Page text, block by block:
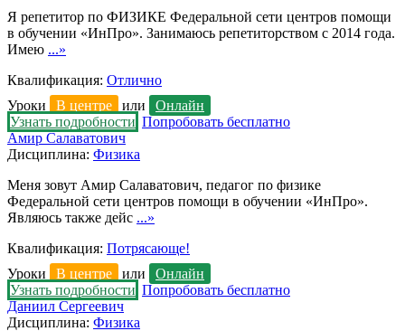
Я репетитор по ФИЗИКЕ Федеральной сети центров помощи
в обучении «ИнПро». Занимаюсь репетиторством с 2014 года.
Имею ...»
Квалификация: Отлично
Уроки
В центре или
Онлайн
Узнать подробности Попробовать бесплатно
Амир Салаватович
Дисциплина: Физика
Меня зовут Амир Салаватович, педагог по физике
Федеральной сети центров помощи в обучении «ИнПро».
Являюсь также дейс ...»
Квалификация: Потрясающе!
Уроки
В центре или
Онлайн
Узнать подробности Попробовать бесплатно
Даниил Сергеевич
Дисциплина: Физика